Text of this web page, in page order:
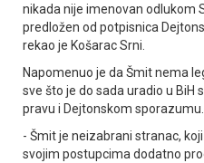
nikada nije imenovan odlukom
predložen od potpisnica
rekao je Košarac Srni.
Napomenuo je da Šmit nema
sve što je do sada uradio u
pravu i Dejtonskom sporazumu.
- Šmit je neizabrani stranac,
svojim postupcima dodatno